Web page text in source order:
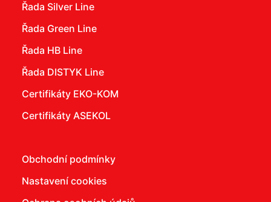
Řada Silver Line
Řada Green Line
Řada HB Line
Řada DISTYK Line
Certifikáty EKO-KOM
Certifikáty ASEKOL
Obchodní podmínky
Nastavení cookies